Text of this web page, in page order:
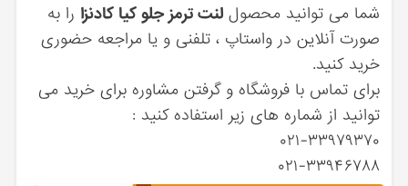
شما می توانید محصوللنت ترمز جلو کیا کادنزا را به
صورت آنلاین در واستاپ ، تلفنی و یا مراجعه حضوری
خرید کنید.
برای تماس با فروشگاه و گرفتن مشاوره برای خرید می
توانید از شماره های زیر استفاده کنید :
۰۲۱-۳۳۹۷۹۳۷۰
۰۲۱-۳۳۹۴۶۷۸۸